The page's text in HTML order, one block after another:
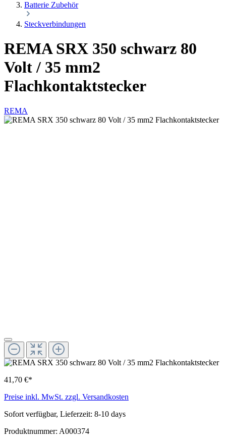
Batterie Zubehör
Steckverbindungen
REMA SRX 350 schwarz 80
Volt / 35 mm2
Flachkontaktstecker
REMA
41,70 €*
Preise inkl. MwSt. zzgl. Versandkosten
Sofort verfügbar, Lieferzeit: 8-10 days
Produktnummer: A000374